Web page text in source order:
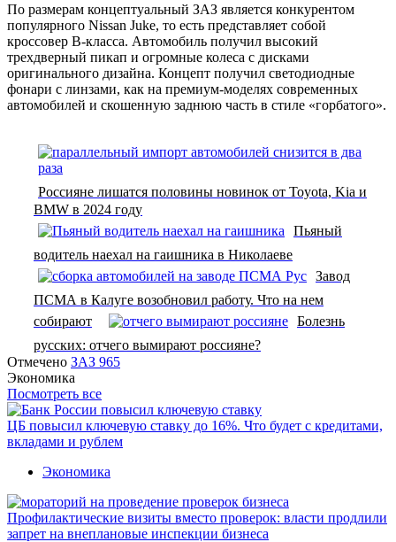
По размерам концептуальный ЗАЗ является конкурентом
популярного Nissan Juke, то есть представляет собой
кроссовер В-класса. Автомобиль получил высокий
трехдверный пикап и огромные колеса с дисками
оригинального дизайна. Концепт получил светодиодные
фонари с линзами, как на премиум-моделях современных
автомобилей и скошенную заднюю часть в стиле «горбатого».
Россияне лишатся половины новинок от Toyota, Kia и
BMW в 2024 году
Пьяный
водитель наехал на гаишника в Николаеве
Завод
ПСМА в Калуге возобновил работу. Что на нем
собирают
Болезнь
русских: отчего вымирают россияне?
Отмечено ЗАЗ 965
Экономика
Посмотреть все
ЦБ повысил ключевую ставку до 16%. Что будет с кредитами,
вкладами и рублем
Экономика
Профилактические визиты вместо проверок: власти продлили
запрет на внеплановые инспекции бизнеса